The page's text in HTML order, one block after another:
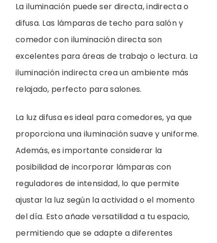
La iluminación puede ser directa, indirecta o
difusa. Las lámparas de techo para salón y
comedor con iluminación directa son
excelentes para áreas de trabajo o lectura. La
iluminación indirecta crea un ambiente más
relajado, perfecto para salones.
La luz difusa es ideal para comedores, ya que
proporciona una iluminación suave y uniforme.
Además, es importante considerar la
posibilidad de incorporar lámparas con
reguladores de intensidad, lo que permite
ajustar la luz según la actividad o el momento
del día. Esto añade versatilidad a tu espacio,
permitiendo que se adapte a diferentes